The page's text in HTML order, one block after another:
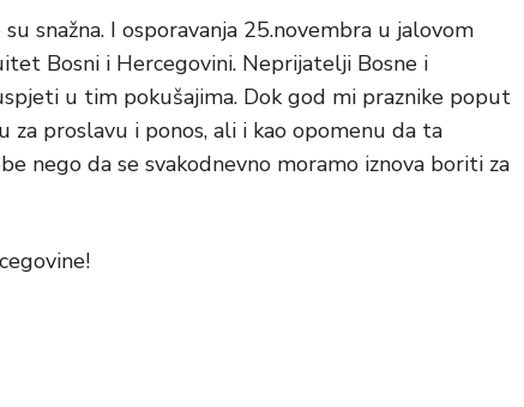
snažna. I osporavanja 25.novembra u jalovom
Bosni i Hercegovini. Neprijatelji Bosne i
u tim pokušajima. Dok god mi praznike poput
za proslavu i ponos, ali i kao opomenu da ta
nego da se svakodnevno moramo iznova boriti za